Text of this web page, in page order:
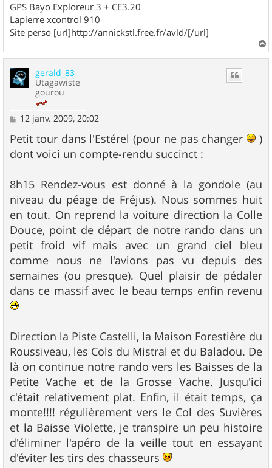
GPS Bayo Exploreur 3 + CE3.20
Lapierre xcontrol 910
Site perso [url]http://annickstl.free.fr/avld/[/url]
a
gerald_83
Utagawiste
gourou
M
s
s
a
12 janv. 2009, 20:02
Petit tour dans l'Estérel (pour ne pas changer
)
dont voici un compte-rendu succinct :
8h15 Rendez-vous est donné à la gondole (au
niveau du péage de Fréjus). Nous sommes huit
en tout. On reprend la voiture direction la Colle
Douce, point de départ de notre rando dans un
petit froid vif mais avec un grand ciel bleu
comme nous ne l'avions pas vu depuis des
semaines (ou presque). Quel plaisir de pédaler
dans ce massif avec le beau temps enfin revenu
Direction la Piste Castelli, la Maison Forestière du
Roussiveau, les Cols du Mistral et du Baladou. De
là on continue notre rando vers les Baisses de la
Petite Vache et de la Grosse Vache. Jusqu'ici
c'était relativement plat. Enfin, il était temps, ça
monte!!!! régulièrement vers le Col des Suvières
et la Baisse Violette, je transpire un peu histoire
d'éliminer l'apéro de la veille tout en essayant
d'éviter les tirs des chasseurs